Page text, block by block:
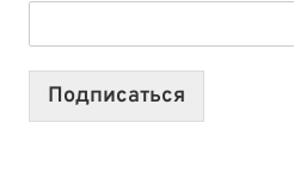
СОЗДАВАТЬ
ПРОДУКТЫ
Подписаться